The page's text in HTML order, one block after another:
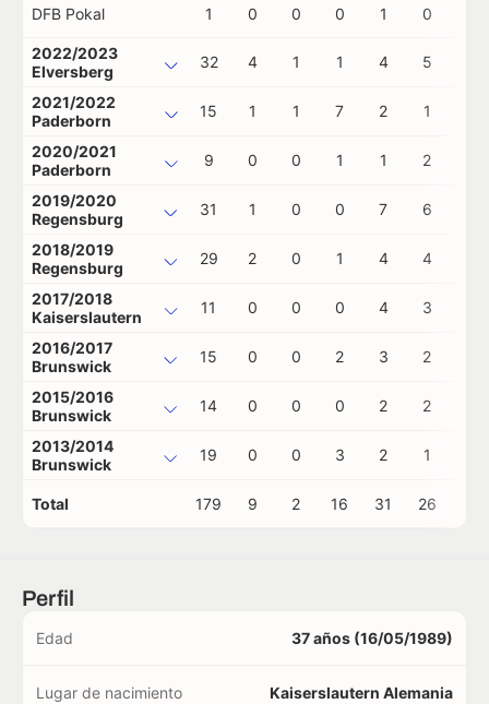
DFB Pokal 1 0 0 0 1 0
2022/2023
Elversberg
32 4 1 1 4 5
2021/2022
Paderborn
15 1 1 7 2 1
2020/2021
Paderborn
9 0 0 1 1 2
2019/2020
Regensburg
31 1 0 0 7 6
2018/2019
Regensburg
29 2 0 1 4 4
2017/2018
Kaiserslautern
11 0 0 0 4 3
2016/2017
Brunswick
15 0 0 2 3 2
2015/2016
Brunswick
14 0 0 0 2 2
2013/2014
Brunswick
19 0 0 3 2 1
Total 179 9 2 16 31 26
Perfil
Edad 37 años (16/05/1989)
Lugar de nacimiento Kaiserslautern Alemania